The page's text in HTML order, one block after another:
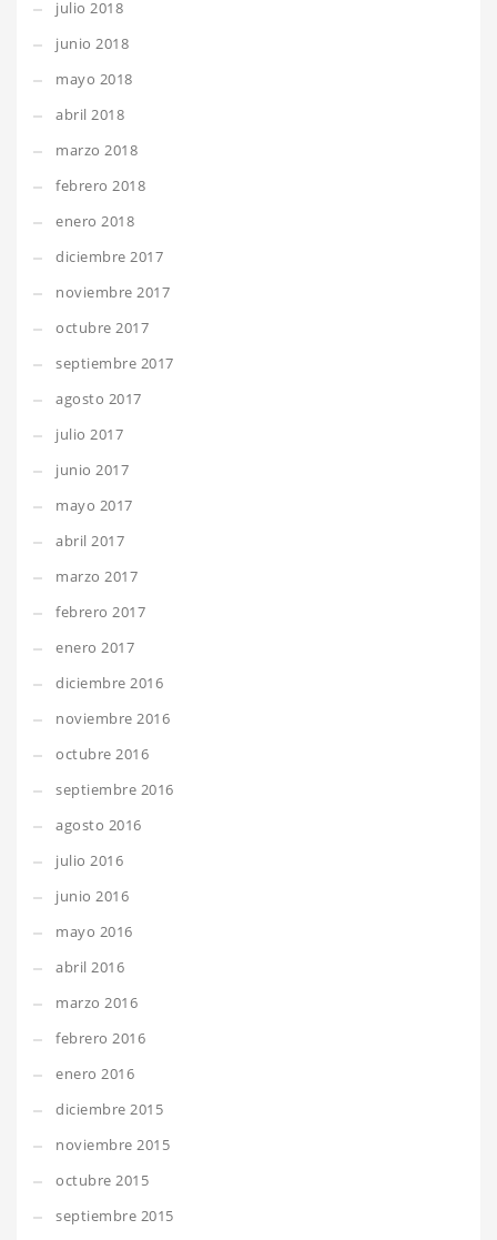
julio 2018
junio 2018
mayo 2018
abril 2018
marzo 2018
febrero 2018
enero 2018
diciembre 2017
noviembre 2017
octubre 2017
septiembre 2017
agosto 2017
julio 2017
junio 2017
mayo 2017
abril 2017
marzo 2017
febrero 2017
enero 2017
diciembre 2016
noviembre 2016
octubre 2016
septiembre 2016
agosto 2016
julio 2016
junio 2016
mayo 2016
abril 2016
marzo 2016
febrero 2016
enero 2016
diciembre 2015
noviembre 2015
octubre 2015
septiembre 2015